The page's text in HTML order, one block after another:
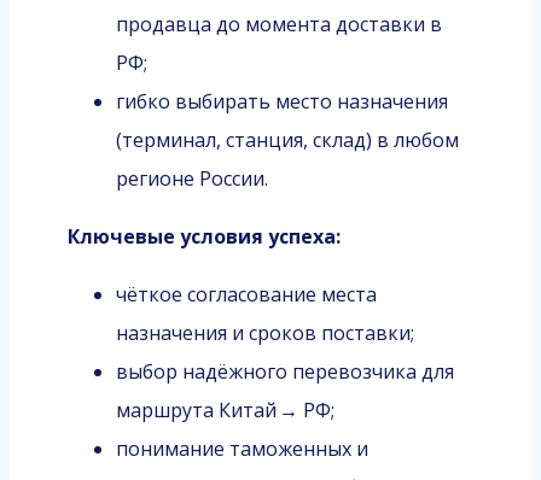
продавца до момента доставки в
РФ;
гибко выбирать место назначения
(терминал, станция, склад) в любом
регионе России.
Ключевые условия успеха:
чёткое согласование места
назначения и сроков поставки;
выбор надёжного перевозчика для
маршрута Китай → РФ;
понимание таможенных и